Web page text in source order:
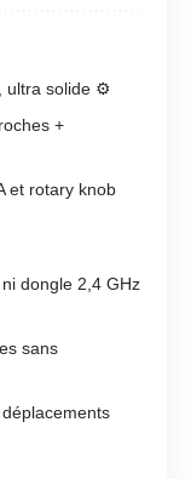
ultra solide ⚙️
+
et rotary knob
dongle 2,4 GHz
sans